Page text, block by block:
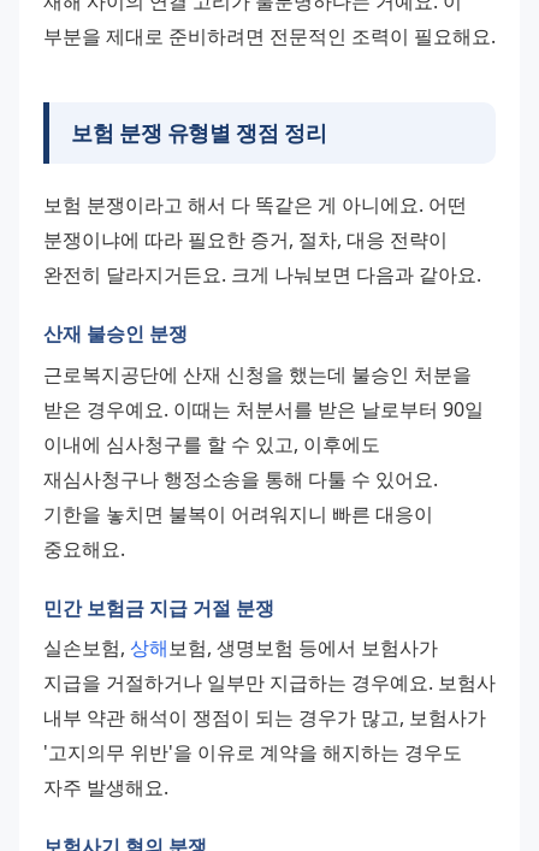
부분을 제대로 준비하려면 전문적인 조력이 필요해요.
보험 분쟁 유형별 쟁점 정리
보험 분쟁이라고 해서 다 똑같은 게 아니에요. 어떤
분쟁이냐에 따라 필요한 증거, 절차, 대응 전략이
완전히 달라지거든요. 크게 나눠보면 다음과 같아요.
산재 불승인 분쟁
근로복지공단에 산재 신청을 했는데 불승인 처분을
받은 경우예요. 이때는 처분서를 받은 날로부터 90일
이내에 심사청구를 할 수 있고, 이후에도
재심사청구나 행정소송을 통해 다툴 수 있어요.
기한을 놓치면 불복이 어려워지니 빠른 대응이
중요해요.
민간 보험금 지급 거절 분쟁
실손보험, 상해보험, 생명보험 등에서 보험사가
지급을 거절하거나 일부만 지급하는 경우예요. 보험사
내부 약관 해석이 쟁점이 되는 경우가 많고, 보험사가
'고지의무 위반'을 이유로 계약을 해지하는 경우도
자주 발생해요.